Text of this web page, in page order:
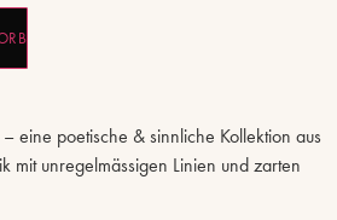
eine poetische & sinnliche Kollektion aus
mit unregelmässigen Linien und zarten